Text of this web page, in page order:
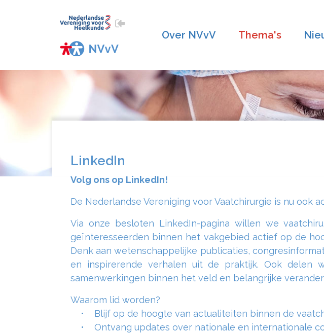
Over NVvV Thema's
LinkedIn
Volg ons op LinkedIn!
De Nederlandse Vereniging voor Vaatchirurgie is nu ook
Via onze besloten LinkedIn-pagina willen we
geïnteresseerden binnen het vakgebied actief op de
Denk aan wetenschappelijke publicaties,
en inspirerende verhalen uit de praktijk. Ook delen
samenwerkingen binnen het veld en belangrijke
Waarom lid worden?
• Blijf op de hoogte van actualiteiten binnen de
• Ontvang updates over nationale en internationale